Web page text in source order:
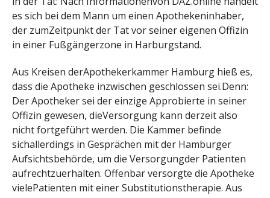
es sich bei dem Mann um einen Apothekeninhaber,
der zumZeitpunkt der Tat vor seiner eigenen Offizin
in einer Fußgängerzone in Harburgstand.
Aus Kreisen derApothekerkammer Hamburg hieß es,
dass die Apotheke inzwischen geschlossen sei.Denn:
Der Apotheker sei der einzige Approbierte in seiner
Offizin gewesen, dieVersorgung kann derzeit also
nicht fortgeführt werden. Die Kammer befinde
sichallerdings in Gesprächen mit der Hamburger
Aufsichtsbehörde, um die Versorgungder Patienten
aufrechtzuerhalten. Offenbar versorgte die Apotheke
vielePatienten mit einer Substitutionstherapie. Aus